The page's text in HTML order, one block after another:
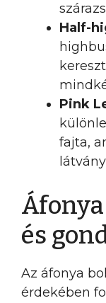
Half-
Pink
fajta,
és
Az áfonya
érdekében